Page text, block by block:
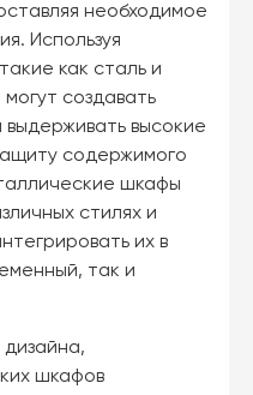
необходимое
Используя
как сталь и
создавать
высокие
содержимого
шкафы
стилях и
их в
так и
шкафов